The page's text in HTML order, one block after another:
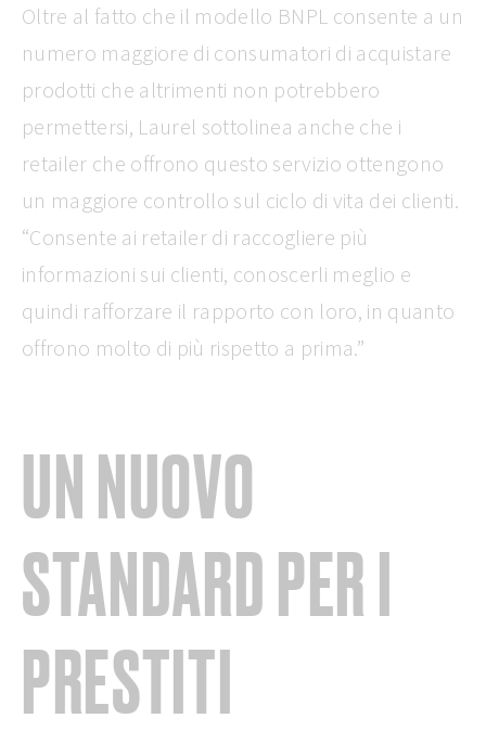
Oltre al fatto che il modello BNPL consente a un
numero maggiore di consumatori di acquistare
prodotti che altrimenti non potrebbero
permettersi, Laurel sottolinea anche che i
retailer che offrono questo servizio ottengono
un maggiore controllo sul ciclo di vita dei clienti.
“Consente ai retailer di raccogliere più
informazioni sui clienti, conoscerli meglio e
quindi rafforzare il rapporto con loro, in quanto
offrono molto di più rispetto a prima.”
UN NUOVO
STANDARD PER I
PRESTITI